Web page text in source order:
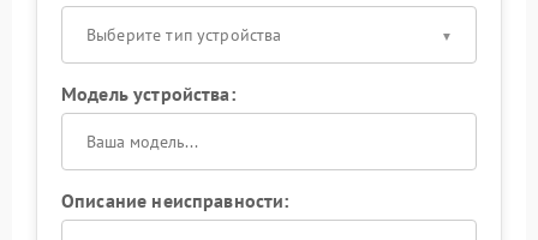
Выберите тип устройства
Модель устройства:
Описание неисправности: